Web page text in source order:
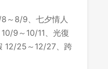
～8/9、七夕情人
9～10/11、光復
12/25～12/27、跨